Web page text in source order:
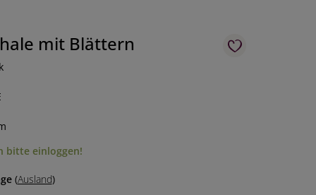
mit Blättern
bitte einloggen!
(Ausland)